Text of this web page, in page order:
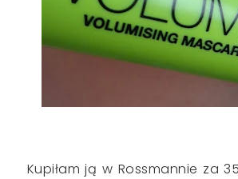
Kupiłam ją w Rossmannie za